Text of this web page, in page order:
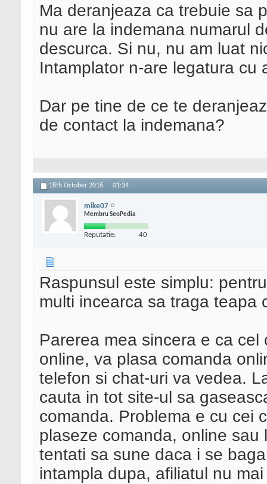
Ma deranjeaza ca trebuie sa
nu are la indemana numarul
descurca. Si nu, nu am luat
Intamplator n-are legatura cu
Dar pe tine de ce te
de contact la indemana?
18th October 2016, 01:34
mike07
Membru SeoPedia
Reputatie: 40
Raspunsul este simplu:
multi incearca sa traga teapa
Parerea mea sincera e ca
online, va plasa comanda
telefon si chat-uri va vedea.
cauta in tot site-ul sa
comanda. Problema e cu cei
plaseze comanda, online
tentati sa sune daca i se
intampla dupa, afiliatul nu